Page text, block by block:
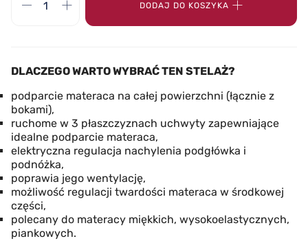
DODAJ DO KOSZYKA
DLACZEGO WARTO WYBRAĆ TEN STELAŻ?
podparcie materaca na całej powierzchni (łącznie z
bokami),
ruchome w 3 płaszczyznach uchwyty zapewniające
idealne podparcie materaca,
elektryczna regulacja nachylenia podgłówka i
podnóżka,
poprawia jego wentylację,
możliwość regulacji twardości materaca w środkowej
części,
polecany do materacy miękkich, wysokoelastycznych,
piankowych.